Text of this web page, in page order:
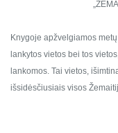
Knygoje apžvelgiamos
lankytos vietos bei tos
lankomos. Tai vietos,
išsidėsčiusiais visos